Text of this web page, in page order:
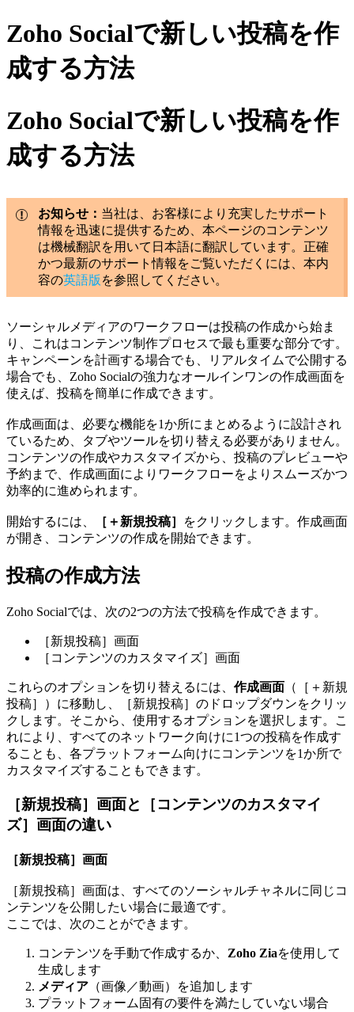
Zoho Socialで新しい投稿を作
成する方法
Zoho Socialで新しい投稿を作
成する方法
お知らせ： 当社は、お客様により充実したサポート
情報を迅速に提供するため、本ページのコンテンツ
は機械翻訳を用いて日本語に翻訳しています。正確
かつ最新のサポート情報をご覧いただくには、本内
容の英語版 を参照してください。
ソーシャルメディアのワークフローは投稿の作成から始ま
り、これはコンテンツ制作プロセスで最も重要な部分です。
キャンペーンを計画する場合でも、リアルタイムで公開する
場合でも、Zoho Socialの強力なオールインワンの作成画面を
使えば、投稿を簡単に作成できます。
作成画面は、必要な機能を1か所にまとめるように設計され
ているため、タブやツールを切り替える必要がありません。
コンテンツの作成やカスタマイズから、投稿のプレビューや
予約まで、作成画面によりワークフローをよりスムーズかつ
効率的に進められます。
開始するには、 ［＋新規投稿］
をクリックします。作成画面
が開き、コンテンツの作成を開始できます。
投稿の作成方法
Zoho Socialでは、次の2つの方法で投稿を作成できます。
［新規投稿］画面
［コンテンツのカスタマイズ］画面
これらのオプションを切り替えるには、 作成画面 （［＋新規
投稿］）に移動し、［新規投稿］のドロップダウンをクリッ
クします。そこから、使用するオプションを選択します。こ
れにより、すべてのネットワーク向けに1つの投稿を作成す
ることも、各プラットフォーム向けにコンテンツを1か所で
カスタマイズすることもできます。
［新規投稿］画面と［コンテンツのカスタマイ
ズ］画面の違い
［新規投稿］画面
［新規投稿］画面は、すべてのソーシャルチャネルに同じコ
ンテンツを公開したい場合に最適です。
ここでは、次のことができます。
コンテンツを手動で作成するか、 Zoho Ziaを使用して
生成します
メディア （画像／動画）を追加します
プラットフォーム固有の要件を満たしていない場合